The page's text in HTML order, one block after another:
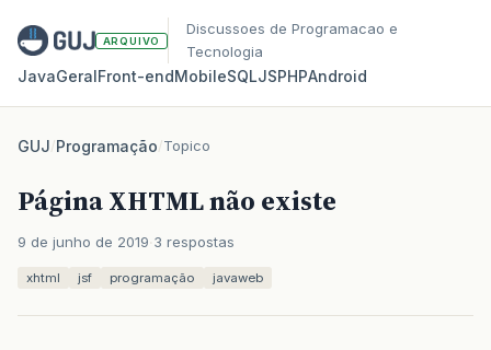
ARQUIVO
Discussoes de Programacao e
Tecnologia
JavaGeralFront‑endMobileSQLJSPHPAndroid
GUJ/Programação/Topico
Página XHTML não existe
9 de junho de 2019 3 respostas
xhtml jsf programação javaweb